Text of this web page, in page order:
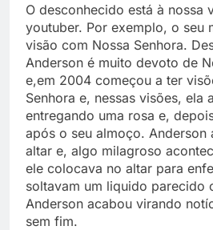
O desconhecido está à nossa
youtuber. Por exemplo, o seu
visão com Nossa Senhora.
Anderson é muito devoto de
e,em 2004 começou a ter
Senhora e, nessas visões, ela
entregando uma rosa e,
após o seu almoço. Anderson
altar e, algo milagroso
ele colocava no altar para
soltavam um liquido parecido
Anderson acabou virando
sem fim.